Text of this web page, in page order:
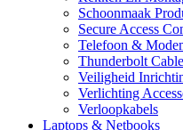
Schoonmaak
Secure Access
Telefoon &
Thunderbolt
Veiligheid
Verlichting
Verloopkabels
Laptops & Netbooks